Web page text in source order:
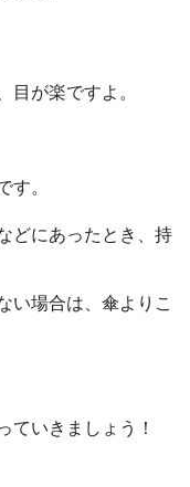
目が楽ですよ。
す。
どにあったとき、持
い場合は、傘よりこ
ていきましょう！